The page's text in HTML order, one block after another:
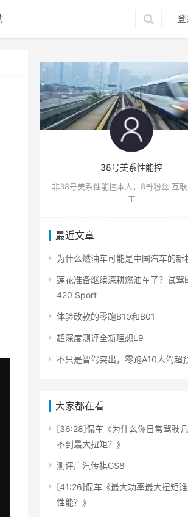
登
38号美系性能控
非38号美系性能控本人，8哥粉丝 互
工
最近文章
为什么燃油车可能是中国汽车的新
莲花准备继续深耕燃油车了？试驾
420 Sport
体验改款的零跑B10和B01
超深度测评全新理想L9
不只是智驾突出，零跑A10人驾超
大家都在看
[36:28]侃车《为什么你日常驾驶
不到最大扭矩？》
测评广汽传祺GS8
[41:26]侃车《最大功率最大扭矩
性能？》